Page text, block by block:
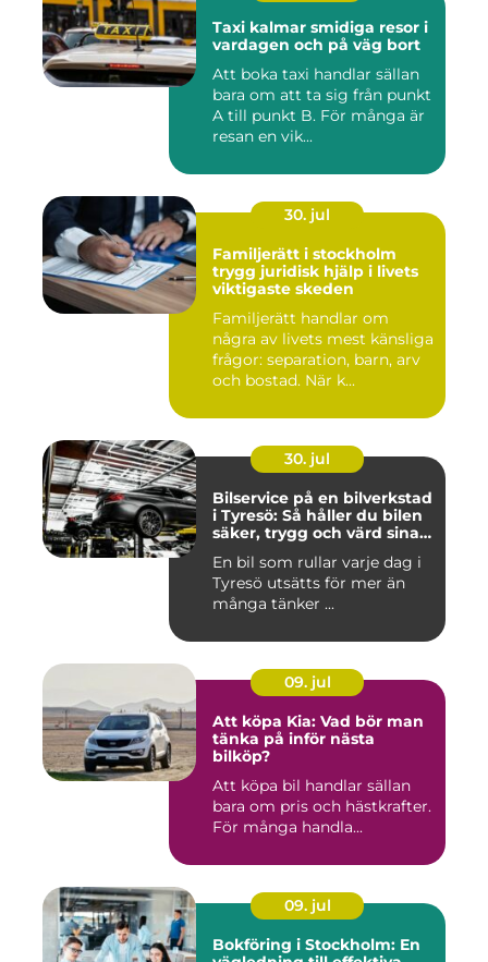
Taxi kalmar smidiga resor i
vardagen och på väg bort
Att boka taxi handlar sällan
bara om att ta sig från punkt
A till punkt B. För många är
resan en vik...
30. jul
Familjerätt i stockholm
trygg juridisk hjälp i livets
viktigaste skeden
Familjerätt handlar om
några av livets mest känsliga
frågor: separation, barn, arv
och bostad. När k...
30. jul
Bilservice på en bilverkstad
i Tyresö: Så håller du bilen
säker, trygg och värd sina
En bil som rullar varje dag i
Tyresö utsätts för mer än
många tänker ...
09. jul
Att köpa Kia: Vad bör man
tänka på inför nästa
bilköp?
Att köpa bil handlar sällan
bara om pris och hästkrafter.
För många handla...
09. jul
Bokföring i Stockholm: En